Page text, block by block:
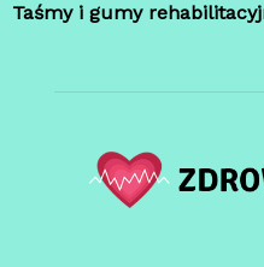
Taśmy i gumy